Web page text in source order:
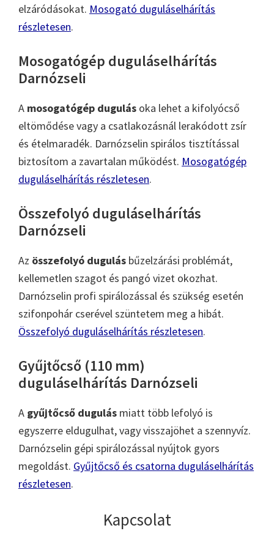
elzáródásokat. Mosogató duguláselhárítás
részletesen.
Mosogatógép duguláselhárítás
Darnózseli
A mosogatógép dugulás oka lehet a kifolyócső
eltömődése vagy a csatlakozásnál lerakódott zsír
és ételmaradék. Darnózselin spirálos tisztítással
biztosítom a zavartalan működést. Mosogatógép
duguláselhárítás részletesen.
Összefolyó duguláselhárítás
Darnózseli
Az összefolyó dugulás bűzelzárási problémát,
kellemetlen szagot és pangó vizet okozhat.
Darnózselin profi spirálozással és szükség esetén
szifonpohár cserével szüntetem meg a hibát.
Összefolyó duguláselhárítás részletesen.
Gyűjtőcső (110 mm)
duguláselhárítás Darnózseli
A gyűjtőcső dugulás miatt több lefolyó is
egyszerre eldugulhat, vagy visszajöhet a szennyvíz.
Darnózselin gépi spirálozással nyújtok gyors
megoldást. Gyűjtőcső és csatorna duguláselhárítás
részletesen.
Kapcsolat